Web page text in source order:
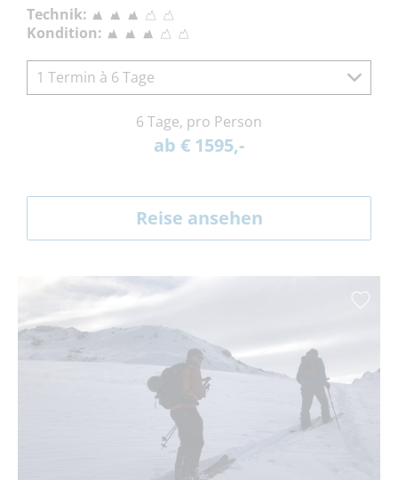
Technik:
Kondition:
1 Termin à 6 Tage
6 Tage, pro Person
ab € 1595,-
Reise ansehen